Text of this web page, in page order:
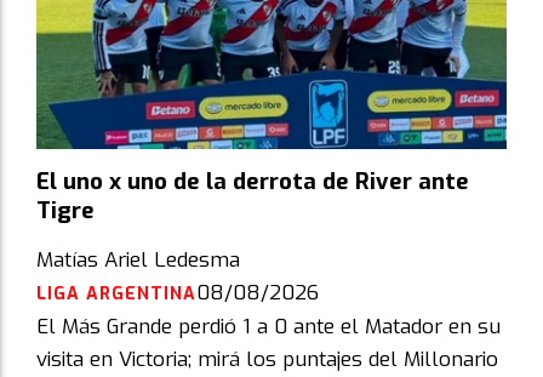
El uno x uno de la derrota de River ante
Tigre
Matías Ariel Ledesma
LIGA ARGENTINA08/08/2026
El Más Grande perdió 1 a 0 ante el Matador en su
visita en Victoria; mirá los puntajes del Millonario